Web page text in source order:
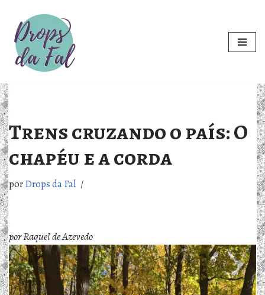
Pular
para
Trens cruzando o país: O
chapéu e a corda
porDrops da Fal
por Raquel de Azevedo